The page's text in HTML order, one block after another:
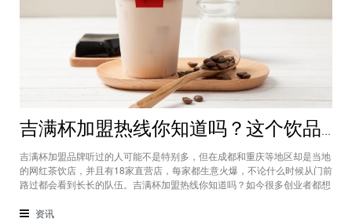
吉满杯加盟热线你知道吗？这个饮品加盟店中的饮品口味如何
吉满杯加盟品牌听过的人可能不是特别多，但在成都和重庆等地区却是当地
的网红茶饮店，并且有18家直营店，每家都生意火爆，不论什么时候从门前
路过都会看到长长的队伍。吉满杯加盟热线你知道吗？如今很多创业者都想
营养健康，还有清新水灵的高颜值，完全符合女性消费者的所有喜好。这个
资讯